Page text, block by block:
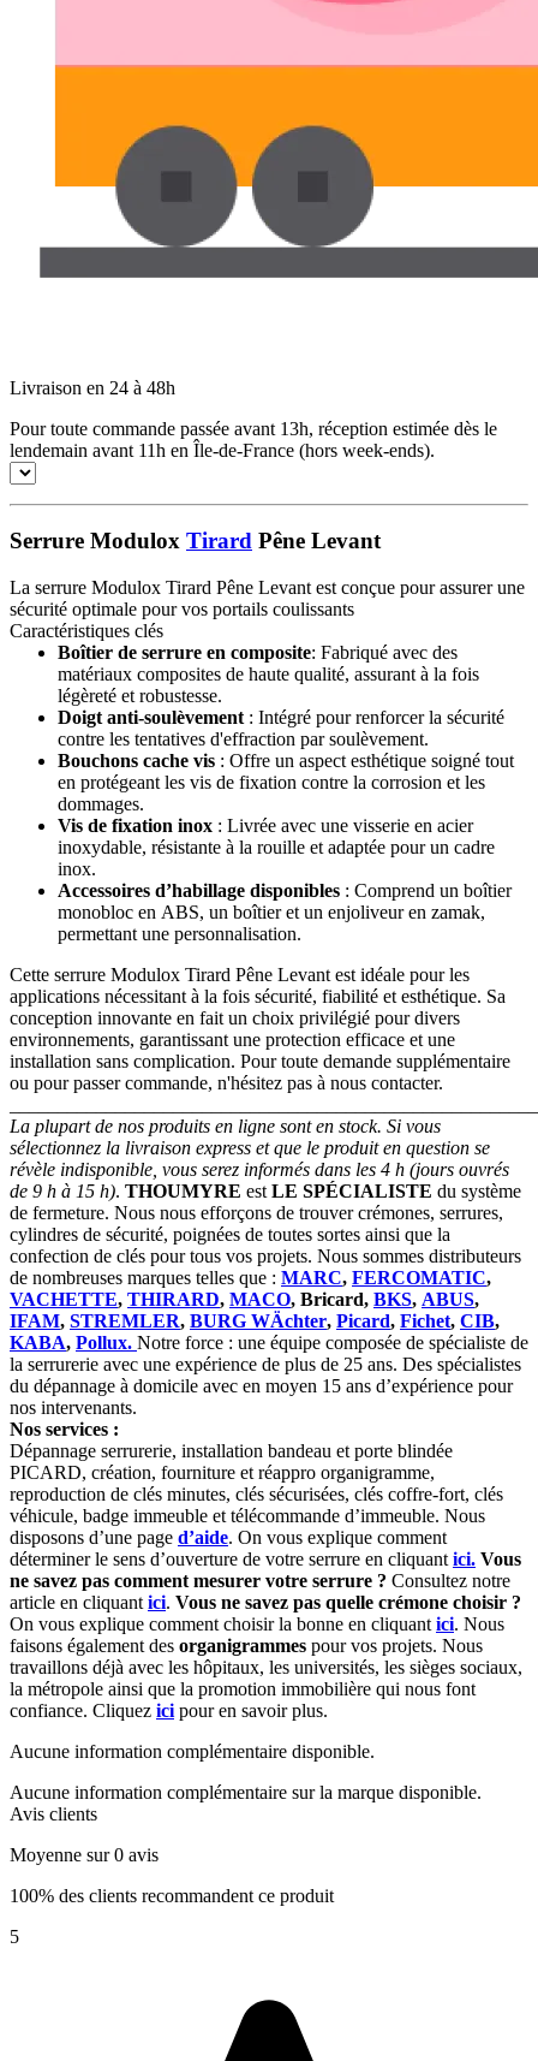
Livraison en 24 à 48h
Pour toute commande passée avant 13h, réception estimée dès le
lendemain avant 11h en Île-de-France (hors week-ends).
Serrure Modulox Tirard Pêne Levant
La serrure Modulox Tirard Pêne Levant est conçue pour assurer une
sécurité optimale pour vos portails coulissants
Caractéristiques clés
Boîtier de serrure en composite: Fabriqué avec des
matériaux composites de haute qualité, assurant à la fois
légèreté et robustesse.
Doigt anti-soulèvement : Intégré pour renforcer la sécurité
contre les tentatives d'effraction par soulèvement.
Bouchons cache vis : Offre un aspect esthétique soigné tout
en protégeant les vis de fixation contre la corrosion et les
dommages.
Vis de fixation inox : Livrée avec une visserie en acier
inoxydable, résistante à la rouille et adaptée pour un cadre
inox.
Accessoires d’habillage disponibles : Comprend un boîtier
monobloc en ABS, un boîtier et un enjoliveur en zamak,
permettant une personnalisation.
Cette serrure Modulox Tirard Pêne Levant est idéale pour les
applications nécessitant à la fois sécurité, fiabilité et esthétique. Sa
conception innovante en fait un choix privilégié pour divers
environnements, garantissant une protection efficace et une
installation sans complication. Pour toute demande supplémentaire
ou pour passer commande, n'hésitez pas à nous contacter.
La plupart de nos produits en ligne sont en stock. Si vous
sélectionnez la livraison express et que le produit en question se
révèle indisponible, vous serez informés dans les 4 h (jours ouvrés
de 9 h à 15 h). THOUMYRE est LE SPÉCIALISTE du système
de fermeture. Nous nous efforçons de trouver crémones, serrures,
cylindres de sécurité, poignées de toutes sortes ainsi que la
confection de clés pour tous vos projets. Nous sommes distributeurs
de nombreuses marques telles que : MARC, FERCOMATIC,
VACHETTE, THIRARD, MACO, Bricard, BKS, ABUS,
IFAM, STREMLER, BURG WÄchter, Picard, Fichet, CIB,
KABA, Pollux. Notre force : une équipe composée de spécialiste de
la serrurerie avec une expérience de plus de 25 ans. Des spécialistes
du dépannage à domicile avec en moyen 15 ans d’expérience pour
nos intervenants.
Nos services :
Dépannage serrurerie, installation bandeau et porte blindée
PICARD, création, fourniture et réappro organigramme,
reproduction de clés minutes, clés sécurisées, clés coffre-fort, clés
véhicule, badge immeuble et télécommande d’immeuble. Nous
disposons d’une page d’aide. On vous explique comment
déterminer le sens d’ouverture de votre serrure en cliquant ici. Vous
ne savez pas comment mesurer votre serrure ? Consultez notre
article en cliquant ici. Vous ne savez pas quelle crémone choisir ?
On vous explique comment choisir la bonne en cliquant ici. Nous
faisons également des organigrammes pour vos projets. Nous
travaillons déjà avec les hôpitaux, les universités, les sièges sociaux,
la métropole ainsi que la promotion immobilière qui nous font
confiance. Cliquez ici pour en savoir plus.
Aucune information complémentaire disponible.
Aucune information complémentaire sur la marque disponible.
Avis clients
Moyenne sur 0 avis
100% des clients recommandent ce produit
5